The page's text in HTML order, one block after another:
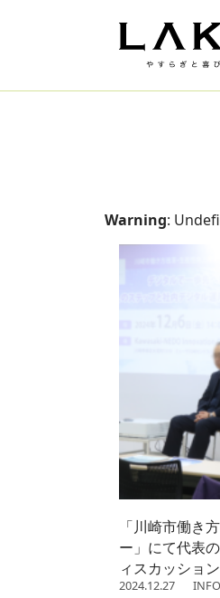
Warning:
「川崎市働き
ー」にて代表
ィスカッショ
2024.12.27 INFO